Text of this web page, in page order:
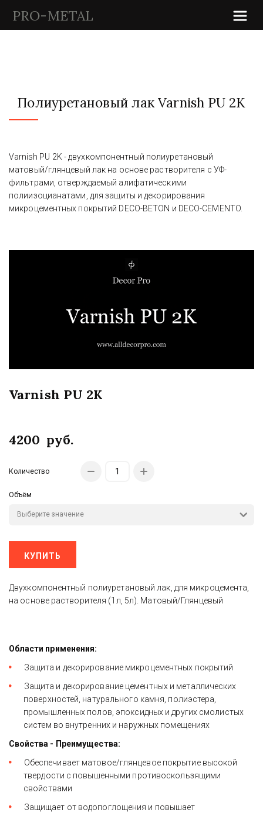
PRO-METAL
Полиуретановый лак Varnish PU 2K
Varnish PU 2K - двухкомпонентный полиуретановый
матовый/глянцевый лак на основе растворителя с УФ-
фильтрами, отверждаемый алифатическими
полиизоцианатами, для защиты и декорирования
микроцементных покрытий DECO-BETON и DECO-CEMENTO.
Varnish PU 2K
4200 руб.
Количество
Объём
КУПИТЬ
Двухкомпонентный полиуретановый лак, для микроцемента,
на основе растворителя (1л, 5л). Матовый/Глянцевый
Области применения:
Защита и декорирование микроцементных покрытий
Защита и декорирование цементных и металлических
поверхностей, натурального камня, полиэстера,
промышленных полов, эпоксидных и других смолистых
систем во внутренних и наружных помещениях
Свойства - Преимущества:
Обеспечивает матовое/глянцевое покрытие высокой
твердости с повышенными противоскользящими
свойствами
Защищает от водопоглощения и повышает